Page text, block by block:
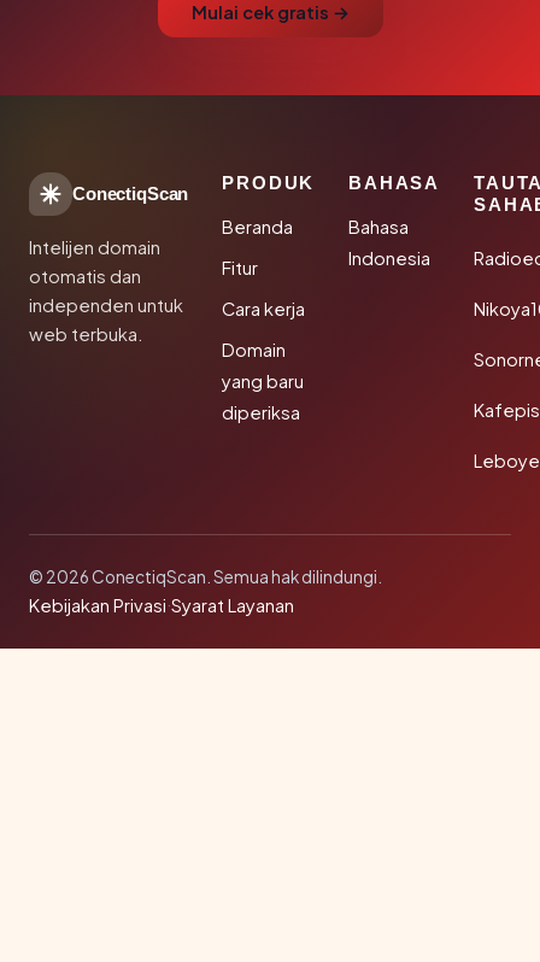
Mulai cek gratis →
ConectiqScan
Intelijen domain
otomatis dan
independen untuk
web terbuka.
PRODUK
Beranda
Fitur
Cara kerja
Domain
yang baru
diperiksa
BAHASA
Bahasa
Indonesia
© 2026 ConectiqScan. Semua hak dilindungi.
Kebijakan Privasi·Syarat Layanan